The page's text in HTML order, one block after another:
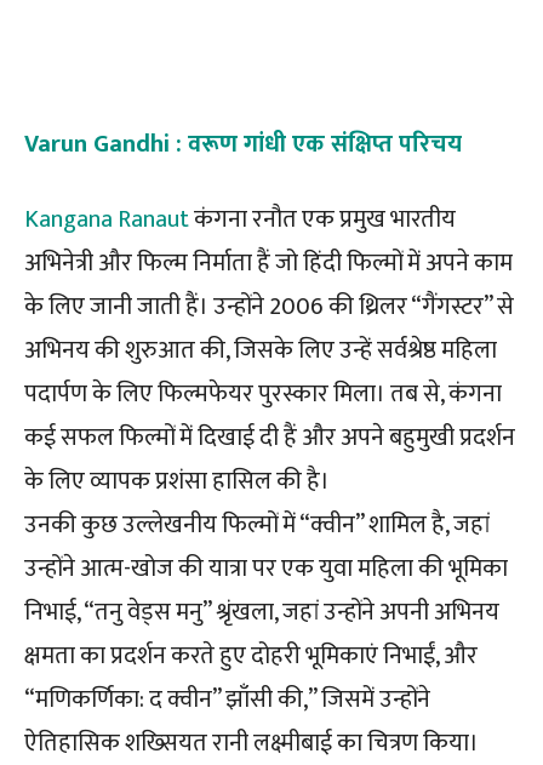
Varun Gandhi : वरूण गांधी एक संक्षिप्त परिचय
Kangana Ranautकंगना रनौत एक प्रमुख भारतीय
अभिनेत्री और फिल्म निर्माता हैं जो हिंदी फिल्मों में अपने काम
के लिए जानी जाती हैं। उन्होंने 2006 की थ्रिलर “गैंगस्टर” से
अभिनय की शुरुआत की, जिसके लिए उन्हें सर्वश्रेष्ठ महिला
पदार्पण के लिए फिल्मफेयर पुरस्कार मिला। तब से, कंगना
कई सफल फिल्मों में दिखाई दी हैं और अपने बहुमुखी प्रदर्शन
के लिए व्यापक प्रशंसा हासिल की है।
उनकी कुछ उल्लेखनीय फिल्मों में “क्वीन” शामिल है, जहां
उन्होंने आत्म-खोज की यात्रा पर एक युवा महिला की भूमिका
निभाई, “तनु वेड्स मनु” श्रृंखला, जहां उन्होंने अपनी अभिनय
क्षमता का प्रदर्शन करते हुए दोहरी भूमिकाएं निभाईं, और
“मणिकर्णिका: द क्वीन” झाँसी की,” जिसमें उन्होंने
ऐतिहासिक शख्सियत रानी लक्ष्मीबाई का चित्रण किया।